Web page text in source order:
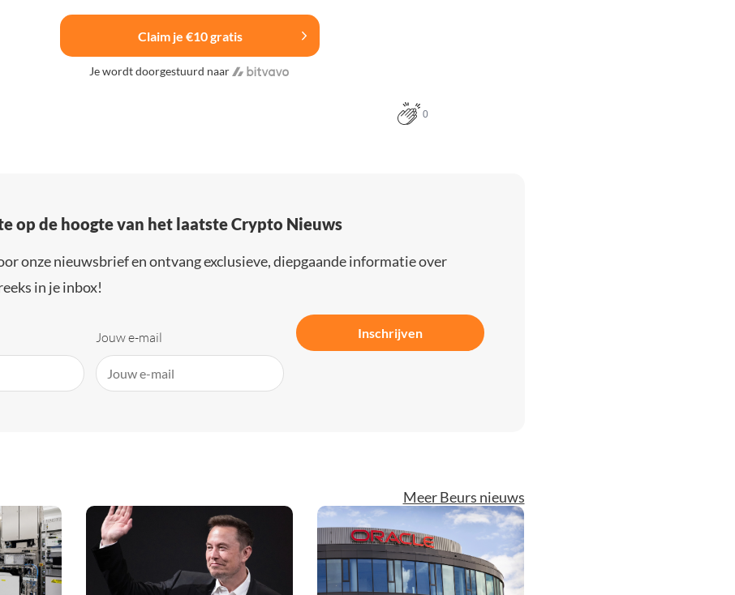
Claim je €10 gratis
Je wordt doorgestuurd naar
0
op de hoogte van het laatste Crypto Nieuws
onze nieuwsbrief en ontvang exclusieve, diepgaande informatie over
in je inbox!
Jouw e-mail Inschrijven
Meer Beurs nieuws